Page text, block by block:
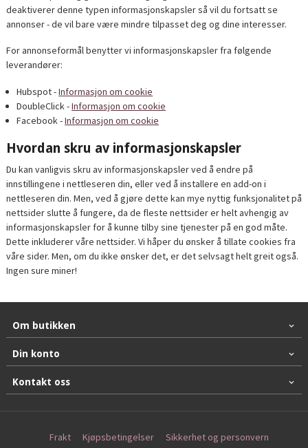
deaktiverer denne typen informasjonskapsler så vil du fortsatt se
annonser - de vil bare være mindre tilpasset deg og dine interesser.
For annonseformål benytter vi informasjonskapsler fra følgende
leverandører:
Hubspot -Informasjon om cookie
DoubleClick -Informasjon om cookie
Facebook -Informasjon om cookie
Hvordan skru av informasjonskapsler
Du kan vanligvis skru av informasjonskapsler ved å endre på
innstillingene i nettleseren din, eller ved å installere en add-on i
nettleseren din. Men, ved å gjøre dette kan mye nyttig funksjonalitet på
nettsider slutte å fungere, da de fleste nettsider er helt avhengig av
informasjonskapsler for å kunne tilby sine tjenester på en god måte.
Dette inkluderer våre nettsider. Vi håper du ønsker å tillate cookies fra
våre sider. Men, om du ikke ønsker det, er det selvsagt helt greit også.
Ingen sure miner!
Om butikken
Din konto
Kontakt oss
Frakt Kjøpsbetingelser Sikkerhet og personvern